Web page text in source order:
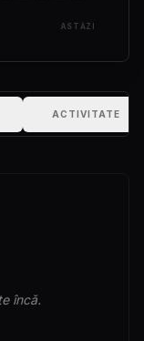
ASTĂZI
ACTIVITATE
încă.